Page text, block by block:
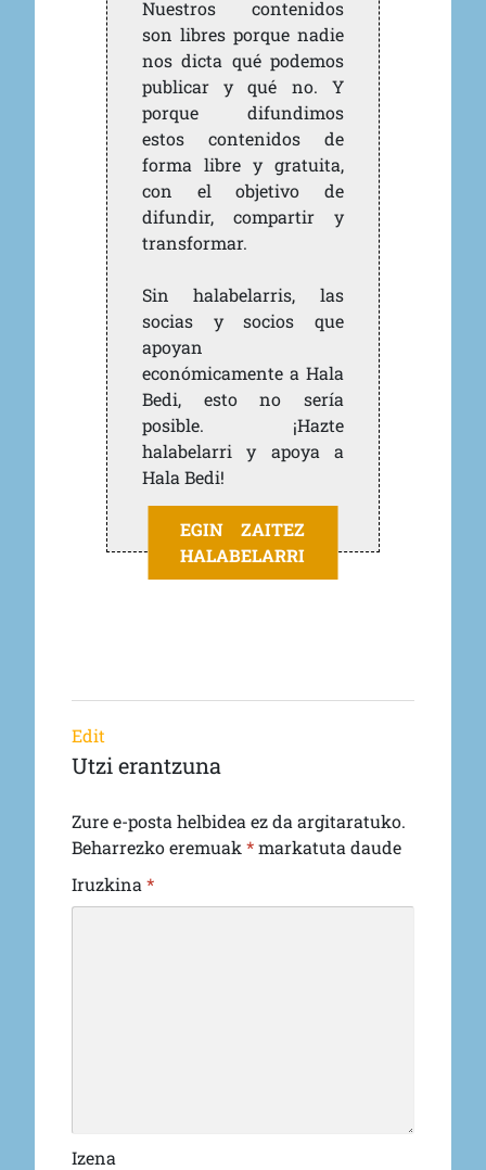
Nuestros contenidos
son libres porque nadie
nos dicta qué podemos
publicar y qué no. Y
porque difundimos
estos contenidos de
forma libre y gratuita,
con el objetivo de
difundir, compartir y
transformar.
Sin halabelarris, las
socias y socios que
apoyan
económicamente a Hala
Bedi, esto no sería
posible. ¡Hazte
halabelarri y apoya a
Hala Bedi!
EGIN ZAITEZ
HALABELARRI
Edit
Utzi erantzuna
Zure e-posta helbidea ez da argitaratuko.
Beharrezko eremuak *markatuta daude
Iruzkina *
Izena